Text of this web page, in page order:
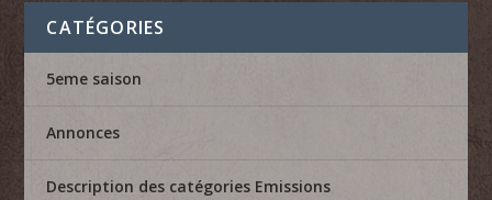
CATÉGORIES
5eme saison
Annonces
Description des catégories Emissions